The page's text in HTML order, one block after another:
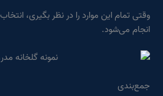
وقتی تمام این موارد را در نظر بگیری،
انجام می‌شود.
جمع‌بندی